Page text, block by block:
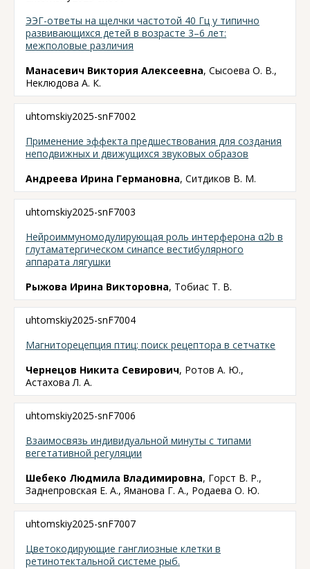
ЭЭГ-ответы на щелчки частотой 40 Гц у типично
развивающихся детей в возрасте 3–6 лет:
межполовые различия
Манасевич Виктория Алексеевна, Сысоева О. В.,
Неклюдова А. К.
uhtomskiy2025-snF7002
Применение эффекта предшествования для создания
неподвижных и движущихся звуковых образов
Андреева Ирина Германовна, Ситдиков В. М.
uhtomskiy2025-snF7003
Нейроиммуномодулирующая роль интерферона α2b в
глутаматергическом синапсе вестибулярного
аппарата лягушки
Рыжова Ирина Викторовна, Тобиас Т. В.
uhtomskiy2025-snF7004
Магниторецепция птиц: поиск рецептора в сетчатке
Чернецов Никита Севирович, Ротов А. Ю.,
Астахова Л. А.
uhtomskiy2025-snF7006
Взаимосвязь индивидуальной минуты с типами
вегетативной регуляции
Шебеко Людмила Владимировна, Горст В. Р.,
Заднепровская Е. А., Яманова Г. А., Родаева О. Ю.
uhtomskiy2025-snF7007
Цветокодирующие ганглиозные клетки в
ретинотектальной системе рыб.